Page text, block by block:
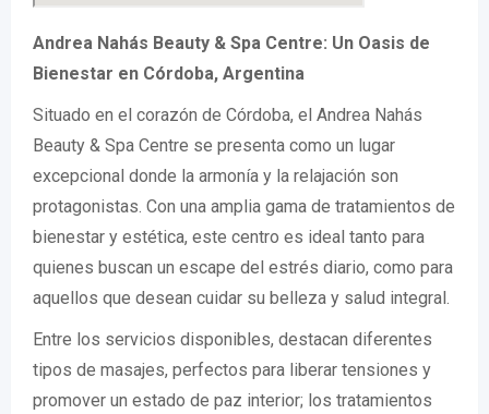
Andrea Nahás Beauty & Spa Centre: Un Oasis de
Bienestar en Córdoba, Argentina
Situado en el corazón de Córdoba, el Andrea Nahás
Beauty & Spa Centre se presenta como un lugar
excepcional donde la armonía y la relajación son
protagonistas. Con una amplia gama de tratamientos de
bienestar y estética, este centro es ideal tanto para
quienes buscan un escape del estrés diario, como para
aquellos que desean cuidar su belleza y salud integral.
Entre los servicios disponibles, destacan diferentes
tipos de masajes, perfectos para liberar tensiones y
promover un estado de paz interior; los tratamientos